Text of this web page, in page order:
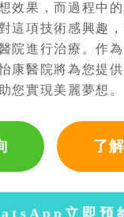
效果，而過程中
這項技術感興趣
院進行治療。作
康醫院將為您提
您實現美麗夢想。
了
立即預